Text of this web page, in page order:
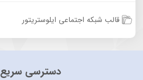
قالب شبکه اجتماعی ایلوستریتور
دسترسی سریع